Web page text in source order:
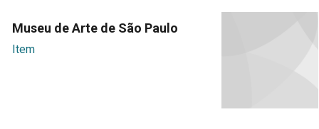
Museu de Arte de São Paulo
Item